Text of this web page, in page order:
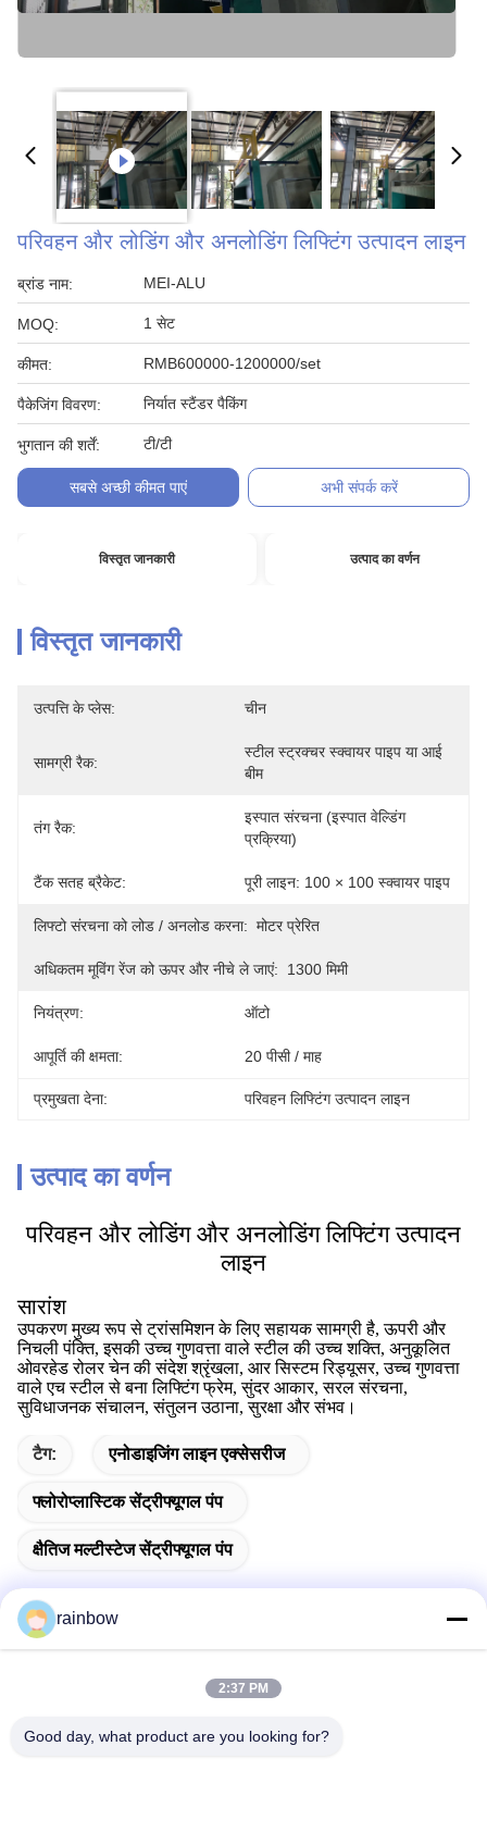
परिवहन और लोडिंग और अनलोडिंग लिफ्टिंग उत्पादन लाइन
ब्रांड नाम: MEI-ALU
MOQ: 1 सेट
कीमत: RMB600000-1200000/set
पैकेजिंग विवरण: निर्यात स्टैंडर पैकिंग
भुगतान की शर्तें: टी/टी
सबसे अच्छी कीमत पाएं अभी संपर्क करें
विस्तृत जानकारी उत्पाद का वर्णन
विस्तृत जानकारी
उत्पत्ति के प्लेस: चीन
सामग्री रैक:
स्टील स्ट्रक्चर स्क्वायर पाइप या आई
बीम
तंग रैक:
इस्पात संरचना (इस्पात वेल्डिंग
प्रक्रिया)
टैंक सतह ब्रैकेट: पूरी लाइन: 100 × 100 स्क्वायर पाइप
लिफ्टो संरचना को लोड / अनलोड करना: मोटर प्रेरित
अधिकतम मूविंग रेंज को ऊपर और नीचे ले जाएं: 1300 मिमी
नियंत्रण: ऑटो
आपूर्ति की क्षमता: 20 पीसी / माह
प्रमुखता देना: परिवहन लिफ्टिंग उत्पादन लाइन
उत्पाद का वर्णन
परिवहन और लोडिंग और अनलोडिंग लिफ्टिंग उत्पादन
लाइन
सारांश
उपकरण मुख्य रूप से ट्रांसमिशन के लिए सहायक सामग्री है, ऊपरी और
निचली पंक्ति, इसकी उच्च गुणवत्ता वाले स्टील की उच्च शक्ति, अनुकूलित
ओवरहेड रोलर चेन की संदेश श्रृंखला, आर सिस्टम रिड्यूसर, उच्च गुणवत्ता
वाले एच स्टील से बना लिफ्टिंग फ्रेम, सुंदर आकार, सरल संरचना,
सुविधाजनक संचालन, संतुलन उठाना, सुरक्षा और संभव।
टैग: एनोडाइजिंग लाइन एक्सेसरीज
फ्लोरोप्लास्टिक सेंट्रीफ्यूगल पंप
क्षैतिज मल्टीस्टेज सेंट्रीफ्यूगल पंप
पता
rainbow
2:37 PM
Good day, what product are you looking for?